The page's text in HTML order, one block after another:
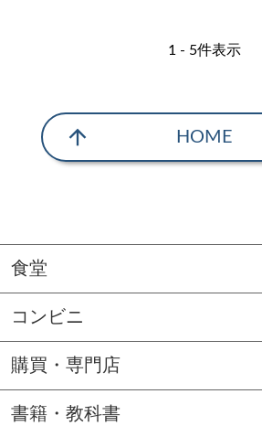
1 - 5件表示
arrow_upward HOME
食堂
コンビニ
購買・専門店
書籍・教科書